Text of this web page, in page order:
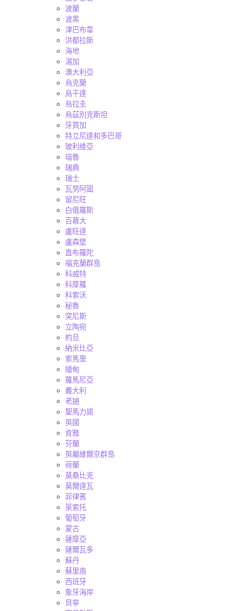
波蘭
波黑
津巴布韋
洪都拉斯
海地
湯加
澳大利亞
烏克蘭
烏干達
烏拉圭
烏茲別克斯坦
牙買加
特立尼達和多巴哥
玻利維亞
瑙魯
瑞典
瑞士
瓦努阿圖
留尼旺
白俄羅斯
百慕大
盧旺達
盧森堡
直布羅陀
福克蘭群島
科威特
科摩羅
科索沃
秘魯
突尼斯
立陶宛
約旦
納米比亞
索馬里
緬甸
羅馬尼亞
義大利
老撾
聖馬力諾
英國
肯雅
芬蘭
英屬維爾京群島
荷蘭
莫桑比克
莫爾達瓦
菲律賓
萊索托
葡萄牙
蒙古
薩摩亞
薩爾瓦多
蘇丹
蘇里南
西班牙
象牙海岸
貝寧